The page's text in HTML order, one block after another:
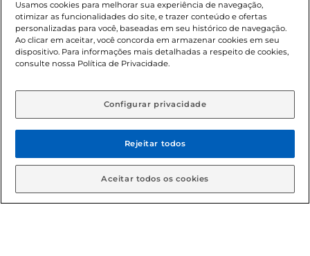
o e-commerce e válidos durante o dia de hoje, podendo
sofrer alterações sem prévia notificação. Proibida a venda
de bebidas alcoólicas para menores de 18 anos, conforme
Lei n.º 8069/90, art. 81, inciso II (Estatuto da Criança e do
Adolescente). Preços e condições exclusivos para o
aviso prévio. O valor mínimo para as compras on-line é de
© 2026 Copyright. Todos os direitos
reservados Gbarbosa.
Usamos cookies para melhorar sua experiência de navegação,
otimizar as funcionalidades do site, e trazer conteúdo e ofertas
personalizadas para você, baseadas em seu histórico de navegação.
Ao clicar em aceitar, você concorda em armazenar cookies em seu
dispositivo. Para informações mais detalhadas a respeito de cookies,
consulte nossa Política de Privacidade.
Configurar privacidade
Rejeitar todos
Aceitar todos os cookies